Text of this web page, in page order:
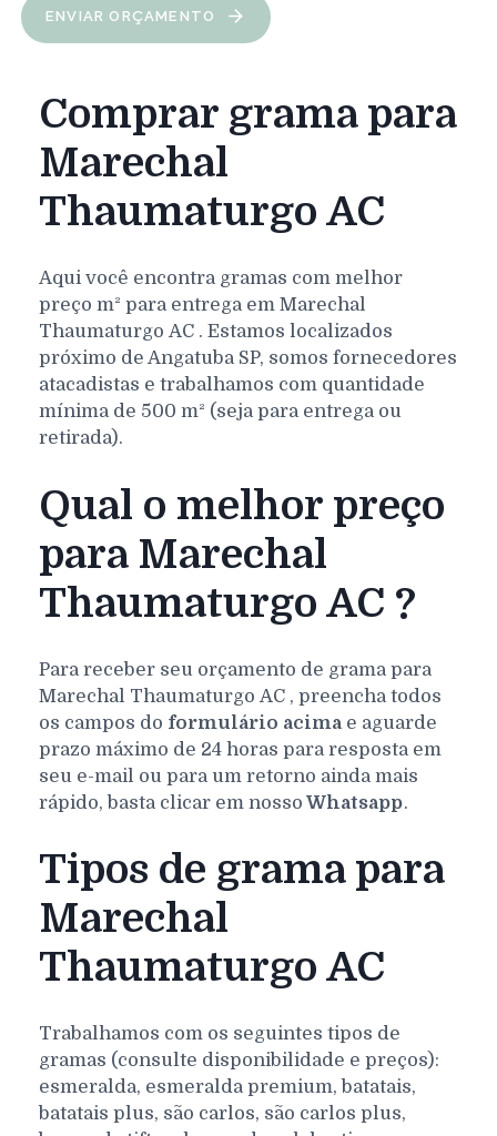
ENVIAR ORÇAMENTO
Comprar grama para
Marechal
Thaumaturgo AC
Aqui você encontra gramas com melhor
preço m² para entrega em Marechal
Thaumaturgo AC . Estamos localizados
próximo de Angatuba SP, somos fornecedores
atacadistas e trabalhamos com quantidade
mínima de 500 m² (seja para entrega ou
retirada).
Qual o melhor preço
para Marechal
Thaumaturgo AC ?
Para receber seu orçamento de grama para
Marechal Thaumaturgo AC , preencha todos
os campos do formulário acima e aguarde
prazo máximo de 24 horas para resposta em
seu e-mail ou para um retorno ainda mais
rápido, basta clicar em nosso Whatsapp.
Tipos de grama para
Marechal
Thaumaturgo AC
Trabalhamos com os seguintes tipos de
gramas (consulte disponibilidade e preços):
esmeralda, esmeralda premium, batatais,
batatais plus, são carlos, são carlos plus,